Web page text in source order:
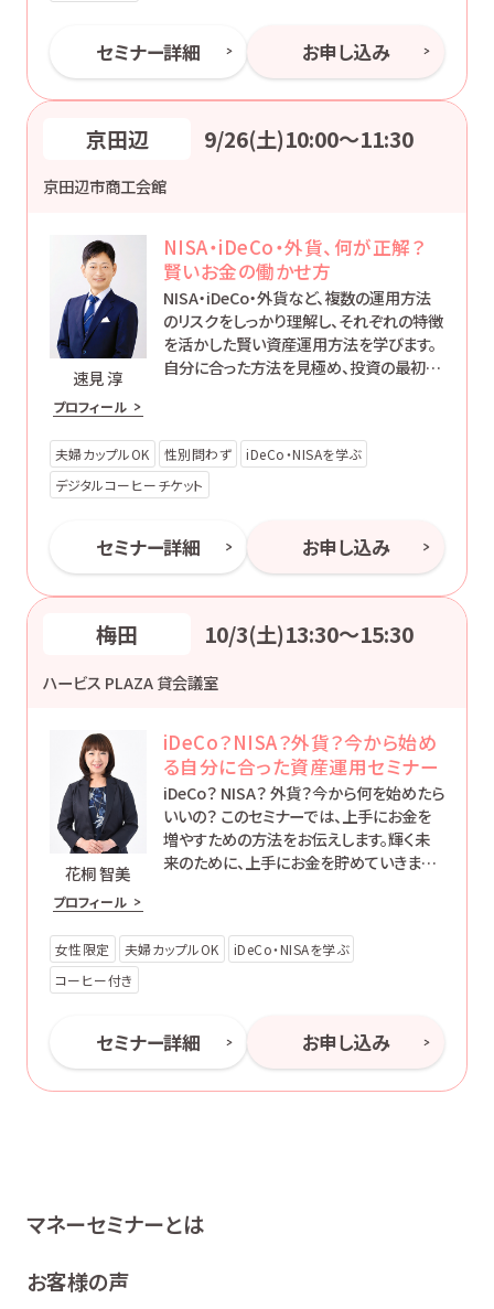
セミナー詳細 お申し込み
京田辺 9/26(土)10:00〜11:30
京田辺市商工会館
速見 淳
プロフィール
NISA・iDeCo・外貨、何が正解？
賢いお金の働かせ方
NISA・iDeCo・外貨など、複数の運用方法
のリスクをしっかり理解し、それぞれの特徴
を活かした賢い資産運用方法を学びます。
自分に合った方法を見極め、投資の最初の
夫婦カップルOK 性別問わず
iDeCo・NISAを学ぶ
デジタルコーヒーチケット
セミナー詳細 お申し込み
梅田 10/3(土)13:30〜15:30
ハービス PLAZA 貸会議室
花桐 智美
プロフィール
iDeCo？NISA？外貨？今から始め
る自分に合った資産運用セミナー
iDeCo？ NISA？ 外貨？今から何を始めたら
いいの？ このセミナーでは、上手にお金を
増やすための方法をお伝えします。輝く未
来のために、上手にお金を貯めていきまし
女性限定 夫婦カップルOK
iDeCo・NISAを学ぶ
コーヒー付き
セミナー詳細 お申し込み
マネーセミナーとは
お客様の声